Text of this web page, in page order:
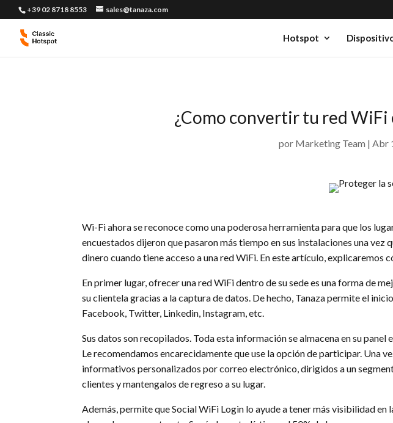
+39 02 8718 8553 sales@tanaza.com
Hotspot
¿Como convertir tu red
por Marketing Team Abr
Wi-Fi ahora se reconoce como una poderosa herramienta para que los
encuestados dijeron que pasaron más tiempo en sus instalaciones una
dinero cuando tiene acceso a una red WiFi. En este artículo,
En primer lugar, ofrecer una red WiFi dentro de su sede es una forma de
su clientela gracias a la captura de datos. De hecho, Tanaza permite el
Facebook, Twitter, Linkedin, Instagram, etc.
Sus datos son recopilados. Toda esta información se almacena en su
Le recomendamos encarecidamente que use la opción de participar. Una
informativos personalizados por correo electrónico, dirigidos a un
clientes y mantengalos de regreso a su lugar.
Además, permite que Social WiFi Login lo ayude a tener más visibilidad